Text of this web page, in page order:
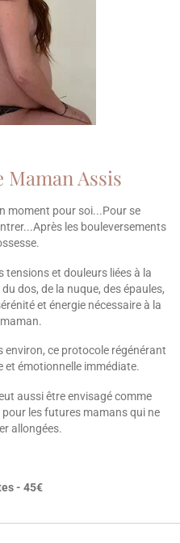
Maman Assis
moment pour soi...Pour se
les bouleversements
tensions et douleurs liées à la
dos, de la nuque, des épaules,
et énergie nécessaire à la
environ, ce protocole régénérant
et émotionnelle immédiate.
aussi être envisagé comme
les futures mamans qui ne
allongées.
- 45€